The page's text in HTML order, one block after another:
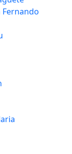
Fernando